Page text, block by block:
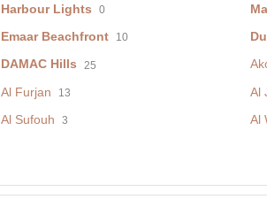
Harbour Lights 0
Emaar Beachfront 10
DAMAC Hills 25
Al Furjan 13 Al
Al Sufouh 3 Al